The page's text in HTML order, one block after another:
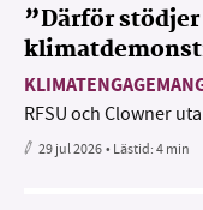
”Därför
RFSU och Clowner
29 jul 2026• Lästid:4 min